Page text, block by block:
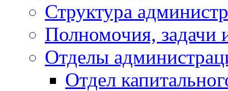
Структура
Полномочия, задачи
Отделы
Отдел